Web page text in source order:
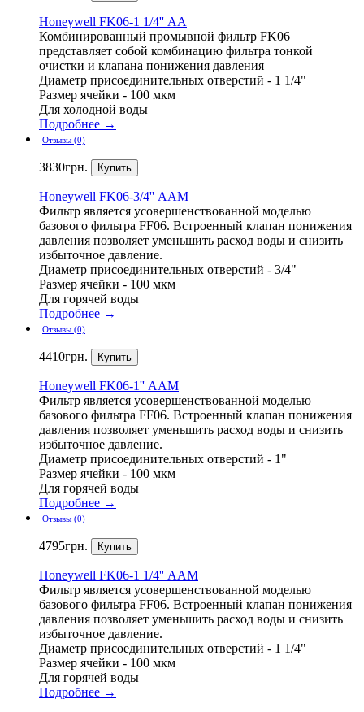
Honeywell FK06-1 1/4'' АА
Комбинированный промывной фильтр FK06
представляет собой комбинацию фильтра тонкой
очистки и клапана понижения давления
Диаметр присоединительных отверстий - 1 1/4"
Размер ячейки - 100 мкм
Для холодной воды
Подробнее →
Отзывы (0)
3830грн.
Honeywell FK06-3/4'' ААM
Фильтр является усовершенствованной моделью
базового фильтра FF06. Встроенный клапан понижения
давления позволяет уменьшить расход воды и снизить
избыточное давление.
Диаметр присоединительных отверстий - 3/4"
Размер ячейки - 100 мкм
Для горячей воды
Подробнее →
Отзывы (0)
4410грн.
Honeywell FK06-1'' ААM
Фильтр является усовершенствованной моделью
базового фильтра FF06. Встроенный клапан понижения
давления позволяет уменьшить расход воды и снизить
избыточное давление.
Диаметр присоединительных отверстий - 1"
Размер ячейки - 100 мкм
Для горячей воды
Подробнее →
Отзывы (0)
4795грн.
Honeywell FK06-1 1/4'' ААM
Фильтр является усовершенствованной моделью
базового фильтра FF06. Встроенный клапан понижения
давления позволяет уменьшить расход воды и снизить
избыточное давление.
Диаметр присоединительных отверстий - 1 1/4"
Размер ячейки - 100 мкм
Для горячей воды
Подробнее →